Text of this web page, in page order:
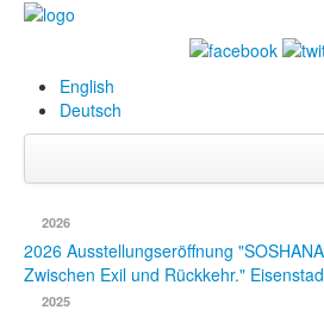
English
Deutsch
Biografie
2026
2026 Ausstellungseröffnung
Zwischen Exil und Rückkehr."
2025